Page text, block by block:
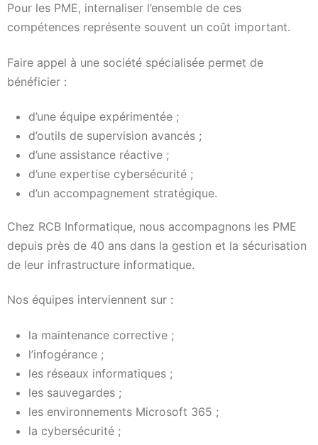
Pour les PME, internaliser l’ensemble de ces
compétences représente souvent un coût important.
Faire appel à une société spécialisée permet de
bénéficier :
d’une équipe expérimentée ;
d’outils de supervision avancés ;
d’une assistance réactive ;
d’une expertise cybersécurité ;
d’un accompagnement stratégique.
Chez RCB Informatique, nous accompagnons les PME
depuis près de 40 ans dans la gestion et la sécurisation
de leur infrastructure informatique.
Nos équipes interviennent sur :
la maintenance corrective ;
l’infogérance ;
les réseaux informatiques ;
les sauvegardes ;
les environnements Microsoft 365 ;
la cybersécurité ;